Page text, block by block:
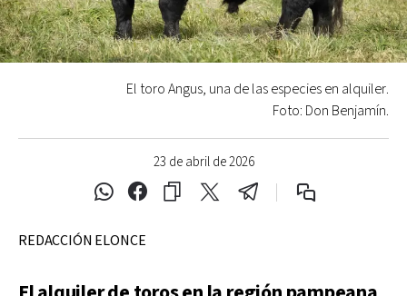
23 de abril de 2026
El toro Angus, una de las especies en alquiler.
Foto: Don Benjamín.
REDACCIÓN ELONCE